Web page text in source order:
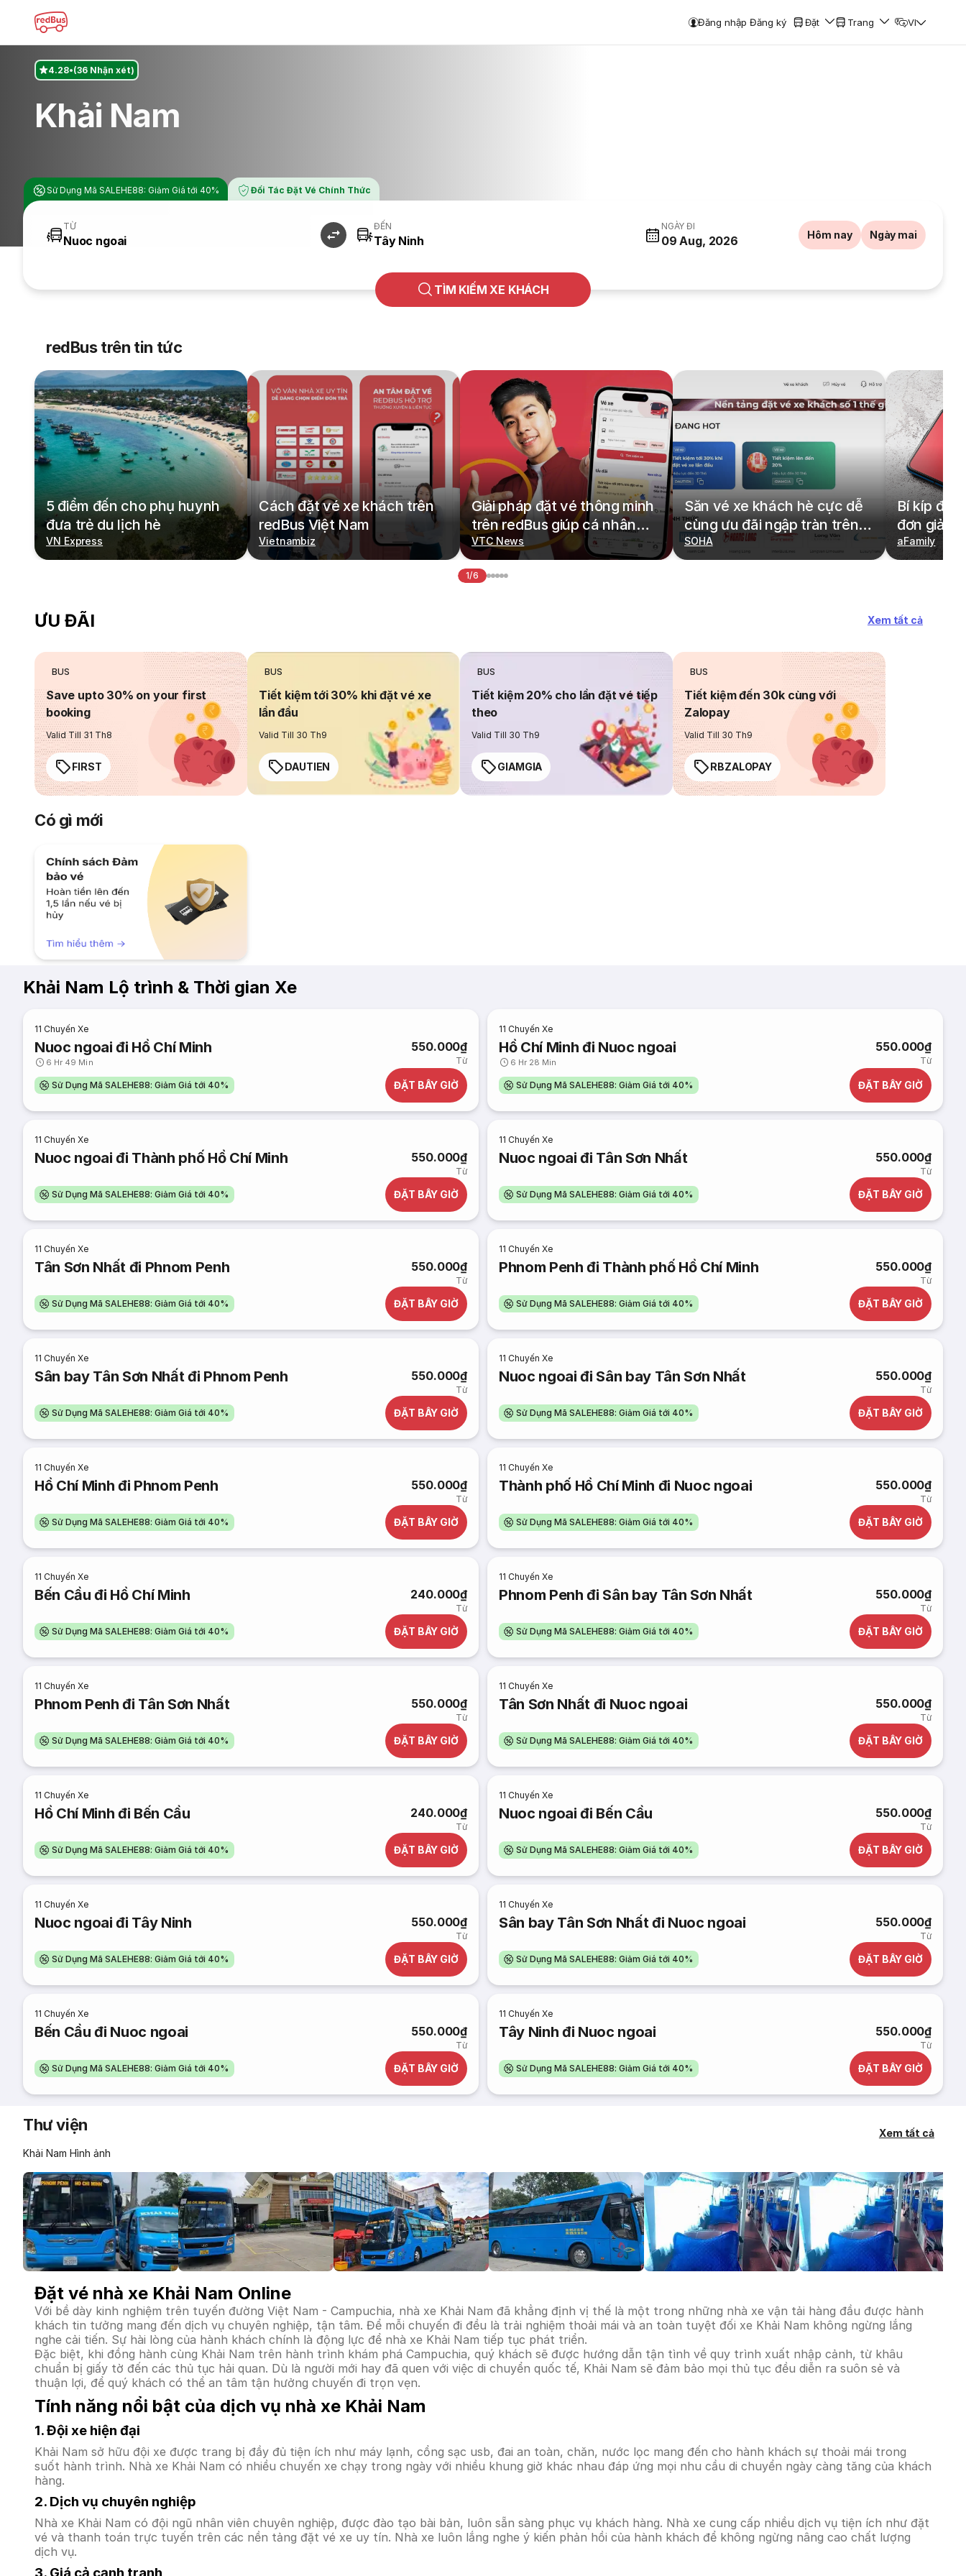
Đăng nhập Đăng ký Đặt Trang VI
4.28 (36 Nhận xét)
Khải Nam
Sử Dụng Mã SALEHE88: Giảm Giá tới 40% Đối Tác Đặt Vé Chính Thức
TỪ ĐẾN NGÀY ĐI
09 Aug, 2026 Hôm nay Ngày mai
TÌM KIẾM XE KHÁCH
redBus trên tin tức
5 điểm đến cho phụ huynh
đưa trẻ du lịch hè
VN Express
Cách đặt vé xe khách trên
redBus Việt Nam
Vietnambiz
Giải pháp đặt vé thông minh
trên redBus giúp cá nhân
hoá hành trình di chuyển
VTC News
Săn vé xe khách hè cực dễ
cùng ưu đãi ngập tràn trên
redBus
SOHA
Bí kíp đặt
đơn giản,
cả gia
aFamily
1/6
ƯU ĐÃI Xem tất cả
BUS
Save upto 30% on your first
booking
Valid Till 31 Th8
FIRST
BUS
Tiết kiệm tới 30% khi đặt vé xe
lần đầu
Valid Till 30 Th9
DAUTIEN
BUS
Tiết kiệm 20% cho lần đặt vé tiếp
theo
Valid Till 30 Th9
GIAMGIA
BUS
Tiết kiệm đến 30k cùng với
Zalopay
Valid Till 30 Th9
RBZALOPAY
Có gì mới
Khải Nam Lộ trình & Thời gian Xe
11 Chuyến Xe
Nuoc ngoai đi Hồ Chí Minh
6 Hr 49 Min
550.000₫
Từ
Sử Dụng Mã SALEHE88: Giảm Giá tới 40% ĐẶT BÂY GIỜ
11 Chuyến Xe
Hồ Chí Minh đi Nuoc ngoai
6 Hr 28 Min
550.000₫
Từ
Sử Dụng Mã SALEHE88: Giảm Giá tới 40% ĐẶT BÂY GIỜ
11 Chuyến Xe
Nuoc ngoai đi Thành phố Hồ Chí Minh 550.000₫
Từ
Sử Dụng Mã SALEHE88: Giảm Giá tới 40% ĐẶT BÂY GIỜ
11 Chuyến Xe
Nuoc ngoai đi Tân Sơn Nhất 550.000₫
Từ
Sử Dụng Mã SALEHE88: Giảm Giá tới 40% ĐẶT BÂY GIỜ
11 Chuyến Xe
Tân Sơn Nhất đi Phnom Penh 550.000₫
Từ
Sử Dụng Mã SALEHE88: Giảm Giá tới 40% ĐẶT BÂY GIỜ
11 Chuyến Xe
Phnom Penh đi Thành phố Hồ Chí Minh 550.000₫
Từ
Sử Dụng Mã SALEHE88: Giảm Giá tới 40% ĐẶT BÂY GIỜ
11 Chuyến Xe
Sân bay Tân Sơn Nhất đi Phnom Penh 550.000₫
Từ
Sử Dụng Mã SALEHE88: Giảm Giá tới 40% ĐẶT BÂY GIỜ
11 Chuyến Xe
Nuoc ngoai đi Sân bay Tân Sơn Nhất 550.000₫
Từ
Sử Dụng Mã SALEHE88: Giảm Giá tới 40% ĐẶT BÂY GIỜ
11 Chuyến Xe
Hồ Chí Minh đi Phnom Penh 550.000₫
Từ
Sử Dụng Mã SALEHE88: Giảm Giá tới 40% ĐẶT BÂY GIỜ
11 Chuyến Xe
Thành phố Hồ Chí Minh đi Nuoc ngoai 550.000₫
Từ
Sử Dụng Mã SALEHE88: Giảm Giá tới 40% ĐẶT BÂY GIỜ
11 Chuyến Xe
Bến Cầu đi Hồ Chí Minh 240.000₫
Từ
Sử Dụng Mã SALEHE88: Giảm Giá tới 40% ĐẶT BÂY GIỜ
11 Chuyến Xe
Phnom Penh đi Sân bay Tân Sơn Nhất 550.000₫
Từ
Sử Dụng Mã SALEHE88: Giảm Giá tới 40% ĐẶT BÂY GIỜ
11 Chuyến Xe
Phnom Penh đi Tân Sơn Nhất 550.000₫
Từ
Sử Dụng Mã SALEHE88: Giảm Giá tới 40% ĐẶT BÂY GIỜ
11 Chuyến Xe
Tân Sơn Nhất đi Nuoc ngoai 550.000₫
Từ
Sử Dụng Mã SALEHE88: Giảm Giá tới 40% ĐẶT BÂY GIỜ
11 Chuyến Xe
Hồ Chí Minh đi Bến Cầu 240.000₫
Từ
Sử Dụng Mã SALEHE88: Giảm Giá tới 40% ĐẶT BÂY GIỜ
11 Chuyến Xe
Nuoc ngoai đi Bến Cầu 550.000₫
Từ
Sử Dụng Mã SALEHE88: Giảm Giá tới 40% ĐẶT BÂY GIỜ
11 Chuyến Xe
Nuoc ngoai đi Tây Ninh 550.000₫
Từ
Sử Dụng Mã SALEHE88: Giảm Giá tới 40% ĐẶT BÂY GIỜ
11 Chuyến Xe
Sân bay Tân Sơn Nhất đi Nuoc ngoai 550.000₫
Từ
Sử Dụng Mã SALEHE88: Giảm Giá tới 40% ĐẶT BÂY GIỜ
11 Chuyến Xe
Bến Cầu đi Nuoc ngoai 550.000₫
Từ
Sử Dụng Mã SALEHE88: Giảm Giá tới 40% ĐẶT BÂY GIỜ
11 Chuyến Xe
Tây Ninh đi Nuoc ngoai 550.000₫
Từ
Sử Dụng Mã SALEHE88: Giảm Giá tới 40% ĐẶT BÂY GIỜ
Thư viện
Khải Nam Hình ảnh
Xem tất cả
Đặt vé nhà xe Khải Nam Online
Với bề dày kinh nghiệm trên tuyến đường Việt Nam - Campuchia, nhà xe Khải Nam đã khẳng định vị thế là một trong những nhà xe vận tải hàng đầu được hành
khách tin tưởng mang đến dịch vụ chuyên nghiệp, tận tâm. Để mỗi chuyến đi đều là trải nghiệm thoải mái và an toàn tuyệt đối xe Khải Nam không ngừng lắng
nghe cải tiến. Sự hài lòng của hành khách chính là động lực để nhà xe Khải Nam tiếp tục phát triển.
Đặc biệt, khi đồng hành cùng Khải Nam trên hành trình khám phá Campuchia, quý khách sẽ được hướng dẫn tận tình về quy trình xuất nhập cảnh, từ khâu
chuẩn bị giấy tờ đến các thủ tục hải quan. Dù là người mới hay đã quen với việc di chuyển quốc tế, Khải Nam sẽ đảm bảo mọi thủ tục đều diễn ra suôn sẻ và
thuận lợi, để quý khách có thể an tâm tận hưởng chuyến đi trọn vẹn.
Tính năng nổi bật của dịch vụ nhà xe Khải Nam
1. Đội xe hiện đại
Khải Nam sở hữu đội xe được trang bị đầy đủ tiện ích như máy lạnh, cổng sạc usb, đai an toàn, chăn, nước lọc mang đến cho hành khách sự thoải mái trong
suốt hành trình. Nhà xe Khải Nam có nhiều chuyến xe chạy trong ngày với nhiều khung giờ khác nhau đáp ứng mọi nhu cầu di chuyển ngày càng tăng của khách
hàng.
2. Dịch vụ chuyên nghiệp
Nhà xe Khải Nam có đội ngũ nhân viên chuyên nghiệp, được đào tạo bài bản, luôn sẵn sàng phục vụ khách hàng. Nhà xe cung cấp nhiều dịch vụ tiện ích như đặt
vé và thanh toán trực tuyến trên các nền tảng đặt vé xe uy tín. Nhà xe luôn lắng nghe ý kiến phản hồi của hành khách để không ngừng nâng cao chất lượng
dịch vụ.